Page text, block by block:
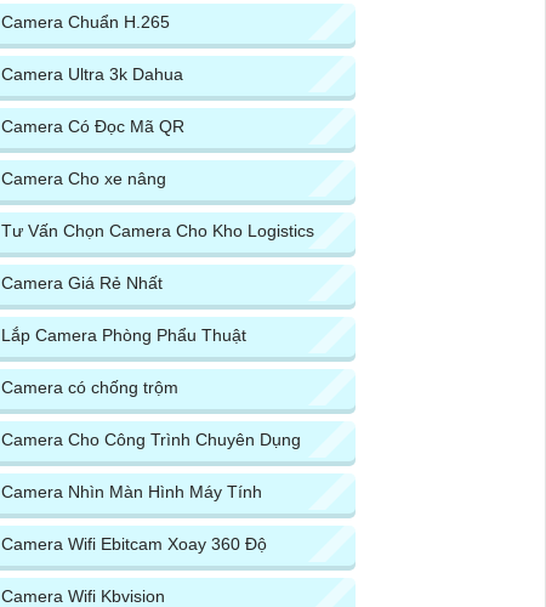
Camera Chuẩn H.265
Camera Ultra 3k Dahua
Camera Có Đọc Mã QR
Camera Cho xe nâng
Tư Vấn Chọn Camera Cho Kho Logistics
Camera Giá Rẻ Nhất
Lắp Camera Phòng Phẩu Thuật
Camera có chống trộm
Camera Cho Công Trình Chuyên Dụng
Camera Nhìn Màn Hình Máy Tính
Camera Wifi Ebitcam Xoay 360 Độ
Camera Wifi Kbvision